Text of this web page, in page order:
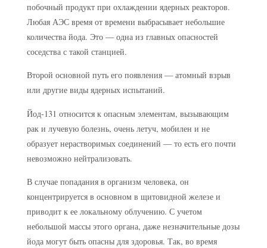
побочный продукт при охлаждении ядерных реакторов.
Любая АЭС время от времени выбрасывает небольшие
количества йода. Это — одна из главных опасностей
соседства с такой станцией.
Второй основной путь его появления — атомный взрыв
или другие виды ядерных испытаний.
Йод-131 относится к опасным элементам, вызывающим
рак и лучевую болезнь, очень летуч, мобилен и не
образует нерастворимых соединений — то есть его почти
невозможно нейтрализовать.
В случае попадания в организм человека, он
концентрируется в основном в щитовидной железе и
приводит к ее локальному облучению. С учетом
небольшой массы этого органа, даже незначительные дозы
йода могут быть опасны для здоровья. Так, во время